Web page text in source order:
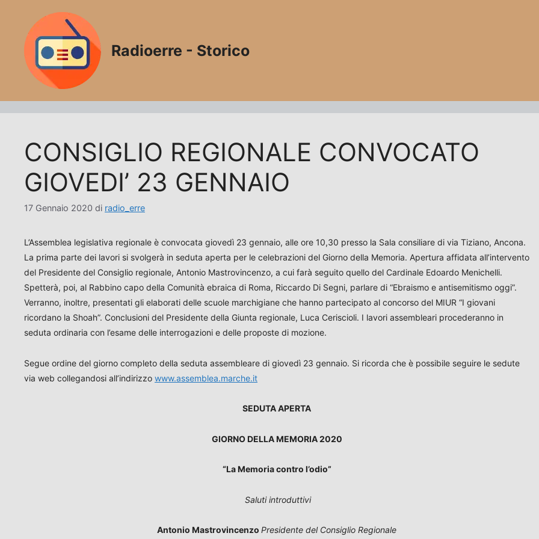
contenuto
Radioerre - Storico
CONSIGLIO REGIONALE CONVOCATO
GIOVEDI’ 23 GENNAIO
17 Gennaio 2020 di radio_erre
L’Assemblea legislativa regionale è convocata giovedì 23 gennaio, alle ore 10,30 presso la Sala consiliare di via Tiziano, Ancona.
La prima parte dei lavori si svolgerà in seduta aperta per le celebrazioni del Giorno della Memoria. Apertura affidata all’intervento
del Presidente del Consiglio regionale, Antonio Mastrovincenzo, a cui farà seguito quello del Cardinale Edoardo Menichelli.
Spetterà, poi, al Rabbino capo della Comunità ebraica di Roma, Riccardo Di Segni, parlare di “Ebraismo e antisemitismo oggi”.
Verranno, inoltre, presentati gli elaborati delle scuole marchigiane che hanno partecipato al concorso del MIUR “I giovani
ricordano la Shoah”. Conclusioni del Presidente della Giunta regionale, Luca Ceriscioli. I lavori assembleari procederanno in
seduta ordinaria con l’esame delle interrogazioni e delle proposte di mozione.
Segue ordine del giorno completo della seduta assembleare di giovedì 23 gennaio. Si ricorda che è possibile seguire le sedute
via web collegandosi all’indirizzo www.assemblea.marche.it
SEDUTA APERTA
GIORNO DELLA MEMORIA 2020
“La Memoria contro l’odio”
Saluti introduttivi
Antonio MastrovincenzoPresidente del Consiglio Regionale